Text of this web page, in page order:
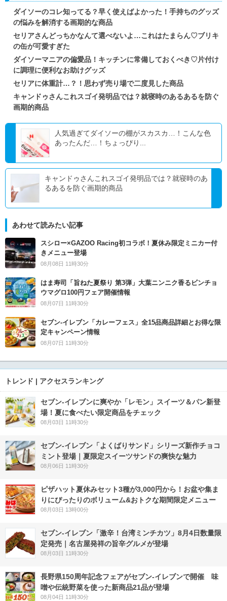
ダイソーのコレ知ってる？早く使えばよかった！手持ちのグッズ
の悩みを解消する画期的な商品
セリアさんどっちかなんて選べないよ…これはたまらん♡ブリキ
の缶が可愛すぎた
ダイソーマニアの偏愛品！キッチンに常備しておくべき♡片付け
に調理に便利なお助けグッズ
セリアに体重計…？！思わず売り場で二度見した商品
キャンドゥさんこれスゴイ発明品では？就寝時のあるあるを防ぐ
画期的商品
人気過ぎてダイソーの棚がスカスカ…！こんな色
あったんだ…！ちょっぴり...
キャンドゥさんこれスゴイ発明品では？就寝時のあ
るあるを防ぐ画期的商品
あわせて読みたい記事
スシロー×GAZOO Racing初コラボ！夏休み限定ミニカー付
きメニュー登場
08月08日 11時30分
はま寿司「旨ねた夏祭り 第3弾」大葉ニンニク香るビンチョ
ウマグロ100円フェア開催情報
08月07日 11時30分
セブン‐イレブン「カレーフェス」全15品商品詳細とお得な限
定キャンペーン情報
08月07日 11時30分
トレンド | アクセスランキング
セブン‐イレブンに爽やか「レモン」スイーツ＆パン新登
場！夏に食べたい限定商品をチェック
08月03日 11時30分
セブン‐イレブン「よくばりサンド」シリーズ新作チョコ
ミント登場｜夏限定スイーツサンドの爽快な魅力
08月06日 11時30分
ピザハット夏休みセット3種が3,000円から！お盆や集ま
りにぴったりのボリューム&おトクな期間限定メニュー
08月03日 13時00分
セブン-イレブン「激辛！台湾ミンチカツ」8月4日数量限
定発売｜名古屋発祥の旨辛グルメが登場
08月03日 11時30分
長野県150周年記念フェアがセブン-イレブンで開催 味
噌や伝統野菜を使った新商品21品が登場
08月04日 11時30分